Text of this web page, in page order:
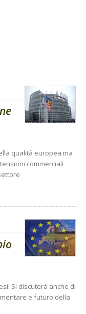
qualità europea ma
commerciali
Si discuterà anche di
e futuro della